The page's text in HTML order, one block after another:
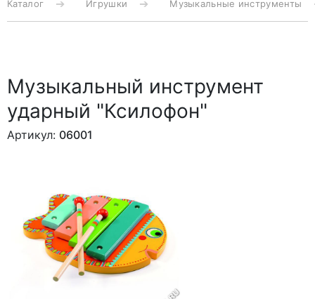
Каталог Игрушки Музыкальные инструменты
Музыкальный инструмент
ударный "Ксилофон"
Артикул: 06001